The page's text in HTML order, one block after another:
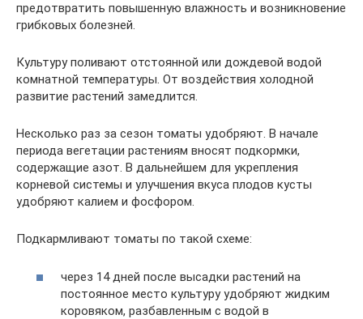
предотвратить повышенную влажность и возникновение
грибковых болезней.
Культуру поливают отстоянной или дождевой водой
комнатной температуры. От воздействия холодной
развитие растений замедлится.
Несколько раз за сезон томаты удобряют. В начале
периода вегетации растениям вносят подкормки,
содержащие азот. В дальнейшем для укрепления
корневой системы и улучшения вкуса плодов кусты
удобряют калием и фосфором.
Подкармливают томаты по такой схеме:
через 14 дней после высадки растений на
постоянное место культуру удобряют жидким
коровяком, разбавленным с водой в